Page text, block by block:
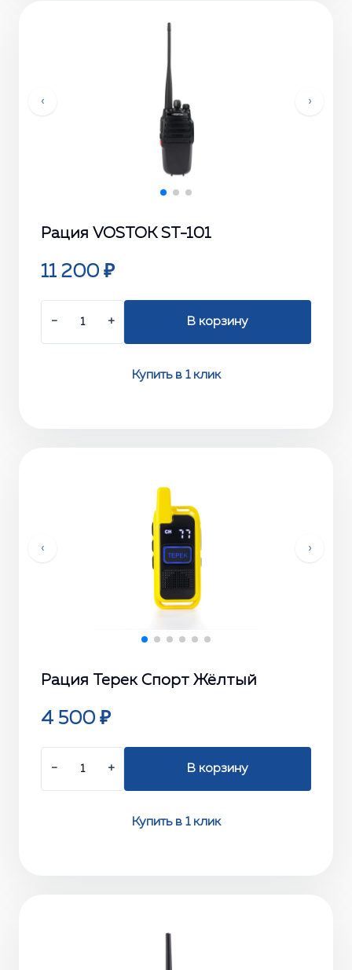
‹ ›
Рация VOSTOK ST-101
11 200 ₽
− + В корзину
Купить в 1 клик
‹ ›
Рация Терек Спорт Жёлтый
4 500 ₽
− + В корзину
Купить в 1 клик